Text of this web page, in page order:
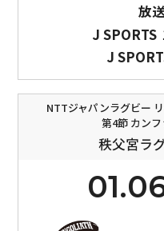
放
J SPORTS
J
NTTジャパンラグビー
第4節 カン
秩父宮ラ